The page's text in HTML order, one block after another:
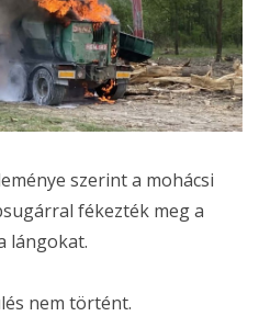
szerint a mohácsi
fékezték meg a
lángokat.
nem történt.